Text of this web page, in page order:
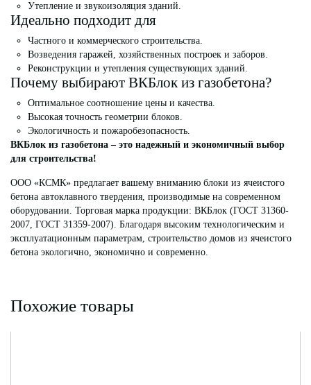
Утепление и звукоизоляция зданий.
Идеально подходит для
Частного и коммерческого строительства.
Возведения гаражей, хозяйственных построек и заборов.
Реконструкции и утепления существующих зданий.
Почему выбирают ВКБлок из газобетона?
Оптимальное соотношение цены и качества.
Высокая точность геометрии блоков.
Экологичность и пожаробезопасность.
ВКБлок из газобетона – это надежный и экономичный выбор
для строительства!
ООО «КСМК» предлагает вашему вниманию блоки из ячеистого
бетона автоклавного твердения, производимые на современном
оборудовании. Торговая марка продукции: ВКБлок (ГОСТ 31360-
2007, ГОСТ 31359-2007). Благодаря высоким технологическим и
эксплуатационным параметрам, строительство домов из ячеистого
бетона экологично, экономично и современно.
Похожие товары